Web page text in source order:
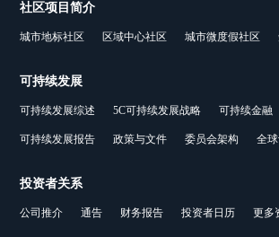
社区项目简介
城市地标社区 区域中心社区 城市微度假社区
可持续发展
可持续发展综述 5C可持续发展战略 可持续金融
可持续发展报告 政策与文件 委员会架构 全
投资者关系
公司推介 通告 财务报告 投资者日历 更多